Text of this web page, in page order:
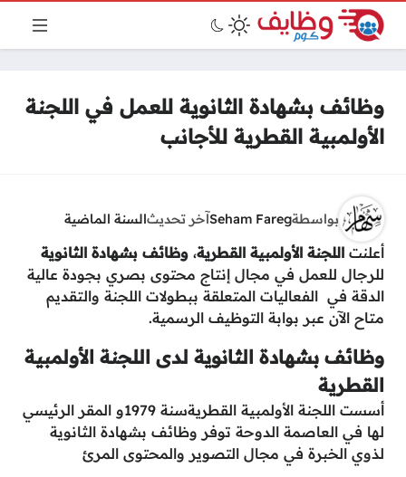
وظائف بشهادة الثانوية للعمل في اللجنة
الأولمبية القطرية للأجانب
بواسطةSeham Faregآخر تحديثالسنة الماضية
أعلنت اللجنة الأولمبية القطرية، وظائف بشهادة الثانوية
للرجال للعمل في مجال إنتاج محتوى بصري بجودة عالية
الدقة في الفعاليات المتعلقة ببطولات اللجنة والتقديم
متاح الآن عبر بوابة التوظيف الرسمية.
وظائف بشهادة الثانوية لدى اللجنة الأولمبية
القطرية
أسست اللجنة الأولمبية القطريةسنة 1979و المقر الرئيسي
لها في العاصمة الدوحة توفر وظائف بشهادة الثانوية
لذوي الخبرة في مجال التصوير والمحتوى المرئ